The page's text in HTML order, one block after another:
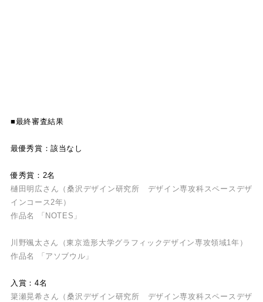
■最終審査結果
最優秀賞：該当なし
優秀賞：2名
樋田明広さん（桑沢デザイン研究所 デザイン専攻科スペースデザ
インコース2年）
作品名 「NOTES」
川野颯太さん（東京造形大学グラフィックデザイン専攻領域1年）
作品名 「アソブウル」
入賞：4名
簗瀬晃希さん（桑沢デザイン研究所 デザイン専攻科スペースデザ